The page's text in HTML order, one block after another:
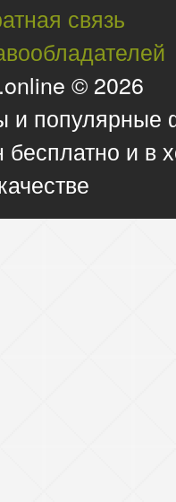
связь
© 2026
и
бесплатно и в